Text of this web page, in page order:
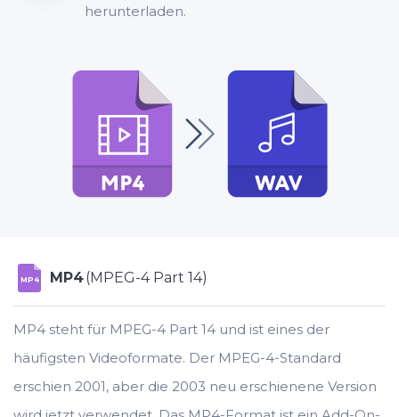
herunterladen.
MP4 MP4(MPEG-4 Part 14)
MP4 steht für MPEG-4 Part 14 und ist eines der
häufigsten Videoformate. Der MPEG-4-Standard
erschien 2001, aber die 2003 neu erschienene Version